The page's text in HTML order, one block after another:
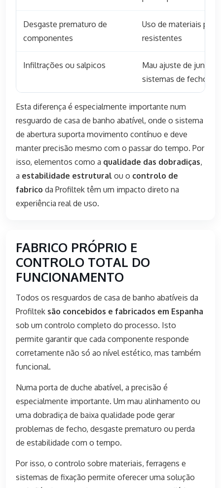
Desgaste prematuro de
componentes
Uso de materiais
resistentes
Infiltrações ou salpicos
Mau ajuste de juntas
sistemas de fecho
Esta diferença é especialmente importante num
resguardo de casa de banho abatível, onde o sistema
de abertura suporta movimento contínuo e deve
manter precisão mesmo com o passar do tempo. Por
isso, elementos como a qualidade das dobradiças,
a estabilidade estrutural ou o controlo de
fabrico da Profiltek têm um impacto direto na
experiência real de uso.
FABRICO PRÓPRIO E
CONTROLO TOTAL DO
FUNCIONAMENTO
Todos os resguardos de casa de banho abatíveis da
Profiltek são concebidos e fabricados em Espanha
sob um controlo completo do processo. Isto
permite garantir que cada componente responde
corretamente não só ao nível estético, mas também
funcional.
Numa porta de duche abatível, a precisão é
especialmente importante. Um mau alinhamento ou
uma dobradiça de baixa qualidade pode gerar
problemas de fecho, desgaste prematuro ou perda
de estabilidade com o tempo.
Por isso, o controlo sobre materiais, ferragens e
sistemas de fixação permite oferecer uma solução